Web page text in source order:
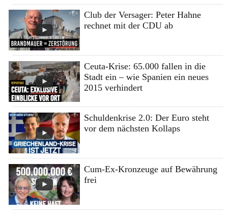
Club der Versager: Peter Hahne
rechnet mit der CDU ab
Ceuta-Krise: 65.000 fallen in die
Stadt ein – wie Spanien ein neues
2015 verhindert
Schuldenkrise 2.0: Der Euro steht
vor dem nächsten Kollaps
Cum-Ex-Kronzeuge auf Bewährung
frei